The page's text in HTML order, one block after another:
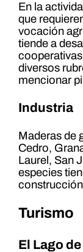
En la
que
vocación
tiende a
diversos
mencionar
Industria
Maderas de
Cedro,
Laurel, San
especies
Turismo
El Lago